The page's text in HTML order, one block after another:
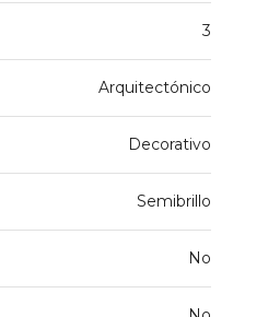
3
Arquitectónico
Decorativo
Semibrillo
No